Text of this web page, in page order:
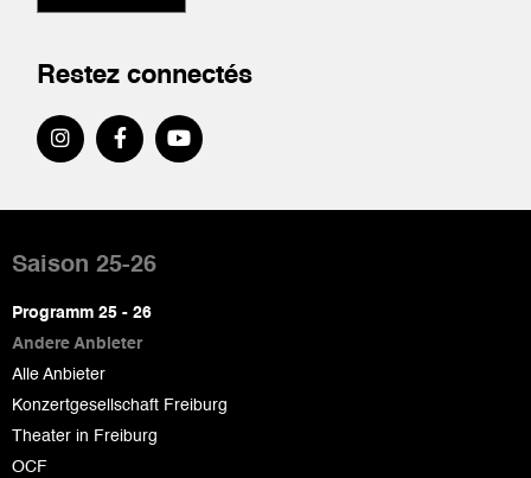
Restez connectés
de
page
Saison 25-26
Programm 25 - 26
Andere Anbieter
Alle Anbieter
Konzertgesellschaft Freiburg
Theater in Freiburg
OCF